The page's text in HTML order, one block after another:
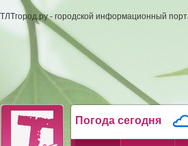
ТЛТгород.ру - городской информационный
Погода сегодня